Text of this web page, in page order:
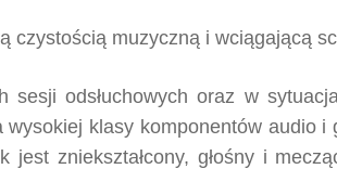
czystością muzyczną i wciągającą
sesji odsłuchowych oraz w
wysokiej klasy komponentów audio
jest zniekształcony, głośny i